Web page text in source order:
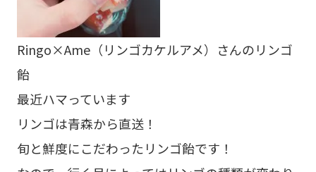
Ringo×Ame（リンゴカケルアメ）さんのリンゴ
飴
最近ハマっています
リンゴは青森から直送！
旬と鮮度にこだわったリンゴ飴です！